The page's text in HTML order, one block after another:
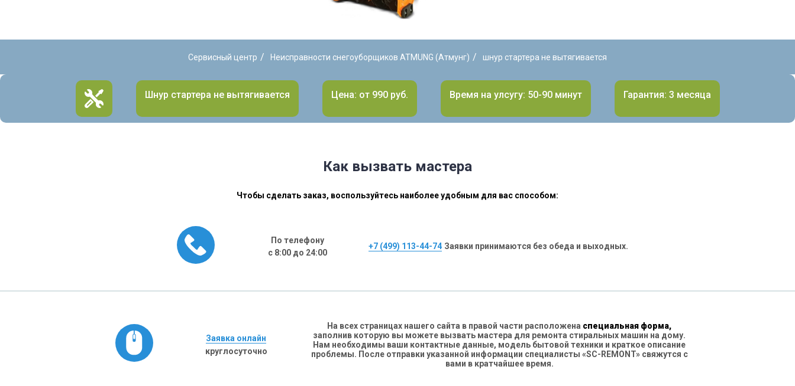
Сервисный центр / Неисправности снегоуборщиков ATMUNG (Атмунг) / шнур стартера не вытягивается
Шнур стартера не вытягивается Цена: от 990 руб. Время на улсугу: 50-90 минут Гарантия: 3 месяца
Как вызвать мастера
Чтобы сделать заказ, воспользуйтесь наиболее удобным для вас способом:
По телефону
с 8:00 до 24:00
+7 (499) 113-44-74 Заявки принимаются без обеда и выходных.
Заявка онлайн
круглосуточно
На всех страницах нашего сайта в правой части расположена специальная форма,
заполнив которую вы можете вызвать мастера для ремонта стиральных машин на дому.
Нам необходимы ваши контактные данные, модель бытовой техники и краткое описание
проблемы. После отправки указанной информации специалисты «SC-REMONT» свяжутся с
вами в кратчайшее время.